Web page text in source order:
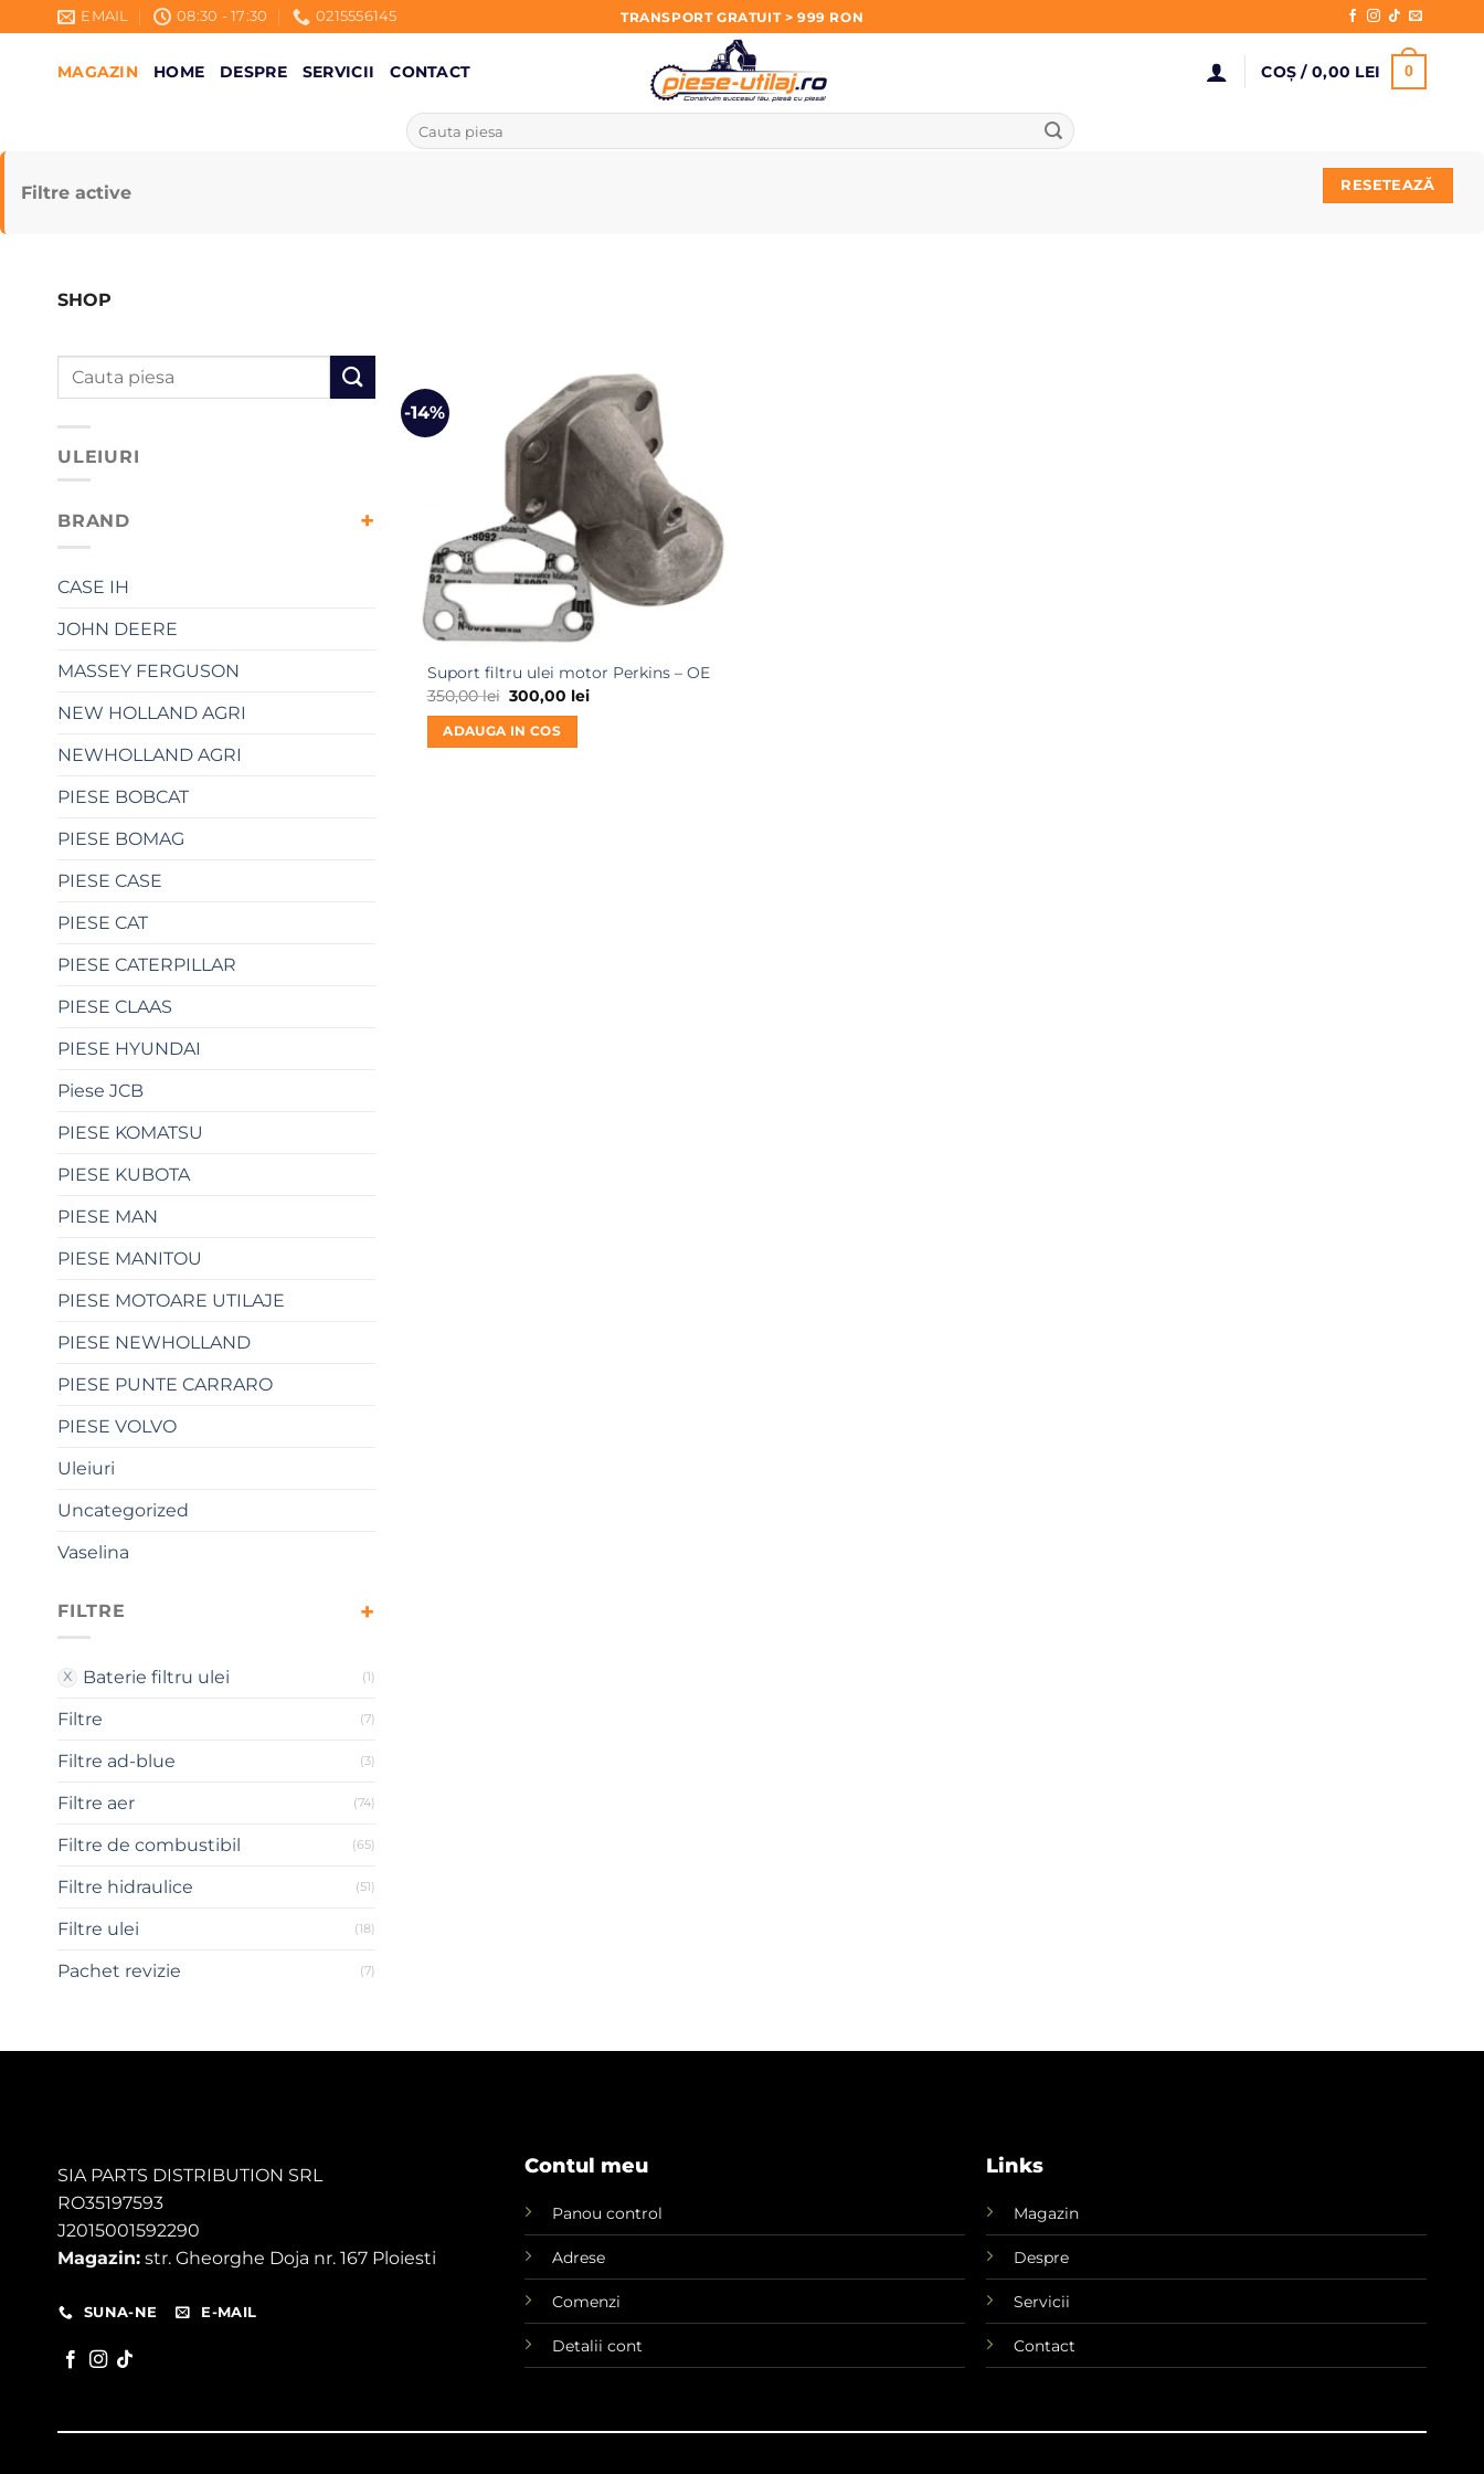
to
content
EMAIL 08:30 - 17:30 0215556145 TRANSPORT GRATUIT > 999 RON
MAGAZIN HOME DESPRE SERVICII CONTACT COȘ / 0,00 LEI 0
Caută
după:
Filtre active RESETEAZĂ
SHOP
Caută
ULEIURI
BRAND
CASE IH
JOHN DEERE
MASSEY FERGUSON
NEW HOLLAND AGRI
NEWHOLLAND AGRI
PIESE BOBCAT
PIESE BOMAG
PIESE CASE
PIESE CAT
PIESE CATERPILLAR
PIESE CLAAS
PIESE HYUNDAI
Piese JCB
PIESE KOMATSU
PIESE KUBOTA
PIESE MAN
PIESE MANITOU
PIESE MOTOARE UTILAJE
PIESE NEWHOLLAND
PIESE PUNTE CARRARO
PIESE VOLVO
Uleiuri
Uncategorized
Vaselina
FILTRE
Baterie filtru ulei (1)
Filtre (7)
Filtre ad-blue (3)
Filtre aer (74)
Filtre de combustibil (65)
Filtre hidraulice (51)
Filtre ulei (18)
Pachet revizie (7)
-14%
Suport filtru ulei motor Perkins – OE
350,00lei Prețul
inițial
a
fost:
300,00 leiPrețul
ADAUGA IN COS
SIA PARTS DISTRIBUTION SRL
RO35197593
J2015001592290
Magazin: str. Gheorghe Doja nr. 167 Ploiesti
SUNA-NE E-MAIL
Contul meu
Panou control
Adrese
Comenzi
Detalii cont
Links
Magazin
Despre
Servicii
Contact